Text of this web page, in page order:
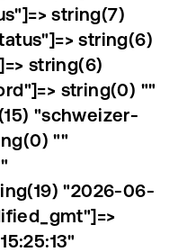
string(7)
string(6)
string(6)
string(0) ""
"schweizer-
""
"2026-06-